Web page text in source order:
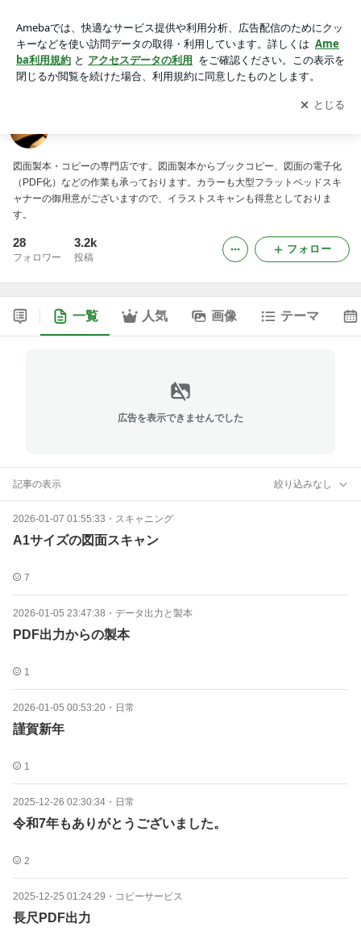
アプリをダウンロードして ブログの更新通知
を受け取りまし
ょう。
開く
図面製本・コピーの専門店です。図面製本からブックコピー、図面の電子化
（PDF化）などの作業も承っております。カラーも大型フラットベッドスキ
ャナーの御用意がございますので、イラストスキャンも得意としておりま
す。
28
フォロワー
3.2k
投稿
フォロー
一覧 人気 画像 テーマ
広告を表示できませんでした
記事の表示 絞り込みなし
2026-01-07 01:55:33 ・ スキャニング
A1サイズの図面スキャン
7
2026-01-05 23:47:38 ・ データ出力と製本
PDF出力からの製本
1
2026-01-05 00:53:20 ・ 日常
謹賀新年
1
2025-12-26 02:30:34 ・ 日常
令和7年もありがとうございました。
2
2025-12-25 01:24:29 ・ コピーサービス
長尺PDF出力